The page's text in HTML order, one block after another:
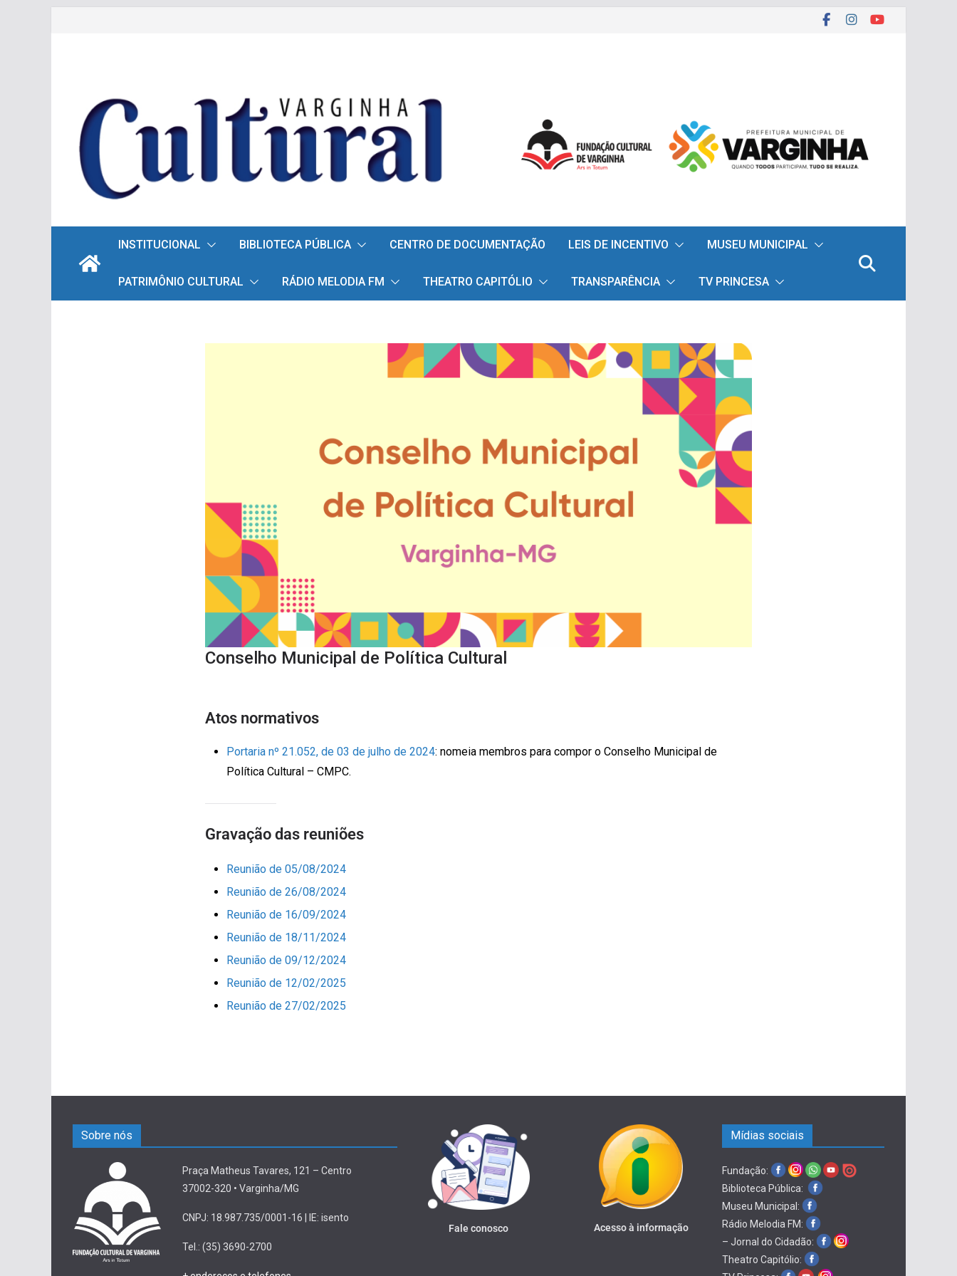
INSTITUCIONAL BIBLIOTECA PÚBLICA CENTRO DE DOCUMENTAÇÃO LEIS DE INCENTIVO MUSEU MUNICIPAL
PATRIMÔNIO CULTURAL RÁDIO MELODIA FM THEATRO CAPITÓLIO TRANSPARÊNCIA TV PRINCESA
Conselho Municipal de Política Cultural
Atos normativos
Portaria nº 21.052, de 03 de julho de 2024: nomeia membros para compor o Conselho Municipal de
Política Cultural – CMPC.
Gravação das reuniões
Reunião de 05/08/2024
Reunião de 26/08/2024
Reunião de 16/09/2024
Reunião de 18/11/2024
Reunião de 09/12/2024
Reunião de 12/02/2025
Reunião de 27/02/2025
Sobre nós
Praça Matheus Tavares, 121 – Centro
37002-320 • Varginha/MG
CNPJ: 18.987.735/0001-16 | IE: isento
Tel.: (35) 3690-2700
Fale conosco Acesso à informação
Mídias sociais
Fundação:
Biblioteca Pública:
Museu Municipal:
Rádio Melodia FM:
– Jornal do Cidadão:
Theatro Capitólio: